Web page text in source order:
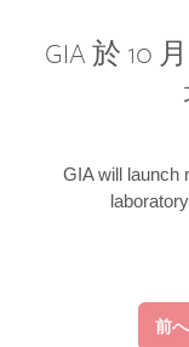
GIA 於 10
GIA will launch
前へ